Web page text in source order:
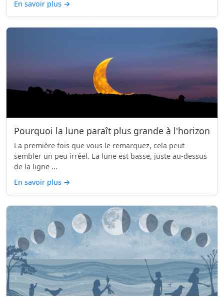
En savoir plus →
Pourquoi la lune paraît plus grande à l'horizon
La première fois que vous le remarquez, cela peut
sembler un peu irréel. La lune est basse, juste au-dessus
de la ligne ...
En savoir plus →